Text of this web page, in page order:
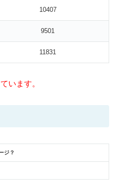
10407
9501
11831
います。
ジ？